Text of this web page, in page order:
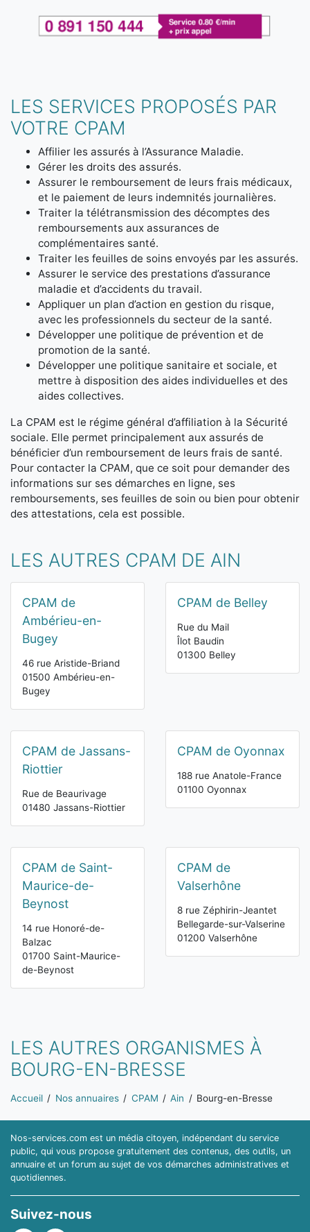
LES SERVICES PROPOSÉS PAR
VOTRE CPAM
Affilier les assurés à l’Assurance Maladie.
Gérer les droits des assurés.
Assurer le remboursement de leurs frais médicaux,
et le paiement de leurs indemnités journalières.
Traiter la télétransmission des décomptes des
remboursements aux assurances de
complémentaires santé.
Traiter les feuilles de soins envoyés par les assurés.
Assurer le service des prestations d’assurance
maladie et d’accidents du travail.
Appliquer un plan d’action en gestion du risque,
avec les professionnels du secteur de la santé.
Développer une politique de prévention et de
promotion de la santé.
Développer une politique sanitaire et sociale, et
mettre à disposition des aides individuelles et des
aides collectives.
La CPAM est le régime général d’affiliation à la Sécurité
sociale. Elle permet principalement aux assurés de
bénéficier d’un remboursement de leurs frais de santé.
Pour contacter la CPAM, que ce soit pour demander des
informations sur ses démarches en ligne, ses
remboursements, ses feuilles de soin ou bien pour obtenir
des attestations, cela est possible.
LES AUTRES CPAM DE AIN
CPAM de
Ambérieu-en-
Bugey
46 rue Aristide-Briand
01500 Ambérieu-en-
Bugey
CPAM de Belley
Rue du Mail
Îlot Baudin
01300 Belley
CPAM de Jassans-
Riottier
Rue de Beaurivage
01480 Jassans-Riottier
CPAM de Oyonnax
188 rue Anatole-France
01100 Oyonnax
CPAM de Saint-
Maurice-de-
Beynost
14 rue Honoré-de-
Balzac
01700 Saint-Maurice-
de-Beynost
CPAM de
Valserhône
8 rue Zéphirin-Jeantet
Bellegarde-sur-Valserine
01200 Valserhône
LES AUTRES ORGANISMES À
BOURG-EN-BRESSE
Vous êtes ici:
Accueil Nos annuaires CPAM Ain Bourg-en-Bresse
Nos-services.com est un média citoyen, indépendant du service
public, qui vous propose gratuitement des contenus, des outils, un
annuaire et un forum au sujet de vos démarches administratives et
quotidiennes.
Suivez-nous